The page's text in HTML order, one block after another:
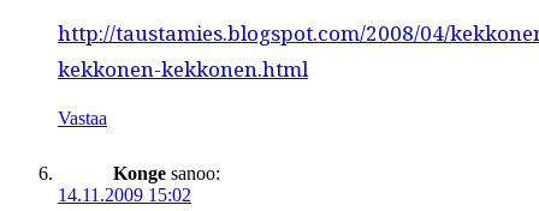
http://taustamies.blogspot.com/2008/04/
kekkonen-kekkonen.html
Vastaa
Konge sanoo:
14.11.2009 15:02